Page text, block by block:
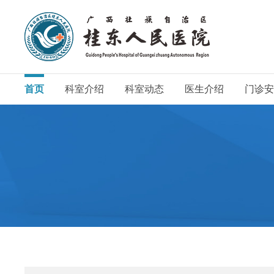
首页 科室介绍 科室动态 医生介绍 门诊